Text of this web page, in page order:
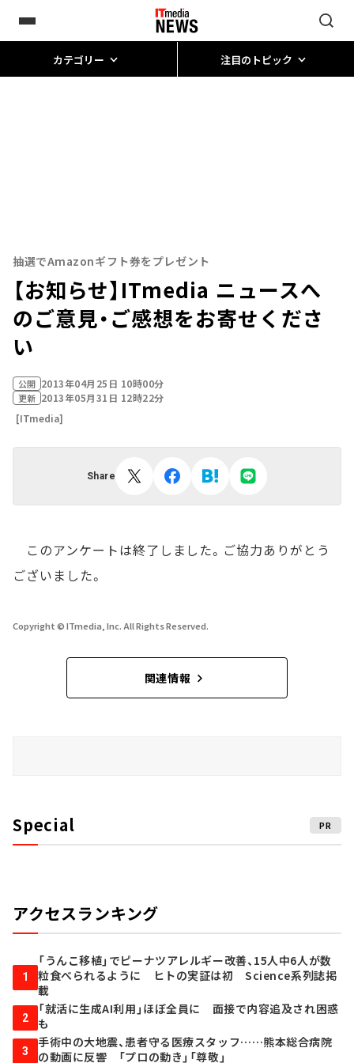
カテゴリー 注目のトピック
抽選でAmazonギフト券をプレゼント
【お知らせ】ITmedia ニュースへ
のご意見・ご感想をお寄せくださ
い
公開 2013年04月25日 10時00分
更新 2013年05月31日 12時22分
[ITmedia]
Share
このアンケートは終了しました。ご協力ありがとう
ございました。
Copyright © ITmedia, Inc. All Rights Reserved.
関連情報
Special PR
アクセスランキング
1
「うんこ移植」でピーナツアレルギー改善、15人中6人が数
粒食べられるように ヒトの実証は初 Science系列誌掲
載
2
「就活に生成AI利用」ほぼ全員に 面接で内容追及され困惑
も
3
手術中の大地震、患者守る医療スタッフ……熊本総合病院
の動画に反響 「プロの動き」「尊敬」